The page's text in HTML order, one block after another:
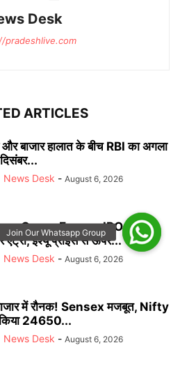
Desk
pradeshlive.com
ARTICLES
और बाजार हालात के बीच RBI का अगला
News Desk - August 6, 2026
Green Energy IPO की
एंट्री, इश्यू प्राइस से ऊपर...
News Desk - August 6, 2026
में रौनक! Sensex मजबूत, Nifty
किया 24650...
News Desk - August 6, 2026